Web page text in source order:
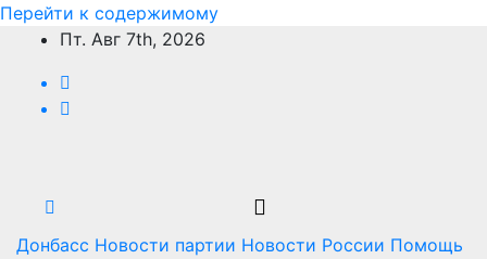
Перейти к содержимому
Пт. Авг 7th, 2026
Донбасс Новости партии Новости России Помощь